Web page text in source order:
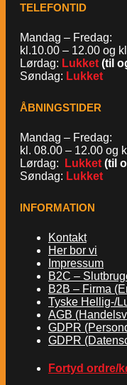
TELEFONTID
Mandag – Fredag:
kl.10.00 – 12.00 og
Lørdag: Lukket (til
Søndag: Lukket
ÅBNINGSTIDER
Mandag – Fredag:
kl. 08.00 – 12.00 og
Lørdag:
Lukket (til
Søndag: Lukket
INFORMATION
Kontakt
Her bor vi
Impressum
B2C –
B2B – Firma
Tyske Hellig-/
AGB
GDPR
GDPR
Fortyd ordre/